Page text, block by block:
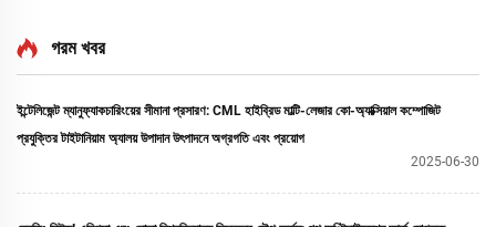
গরম খবর
ইন্টেলিজেন্ট ম্যানুফ্যাকচারিংয়ের সীমানা প্রসারণ: CML হাইব্রিড মাল্টি-লেজার কো-অ্যাক্সিয়াল কম্পোজিট
প্রযুক্তির টাইটানিয়াম অ্যালয় উপাদান উৎপাদনে অগ্রগতি এবং প্রয়োগ
2025-06-30